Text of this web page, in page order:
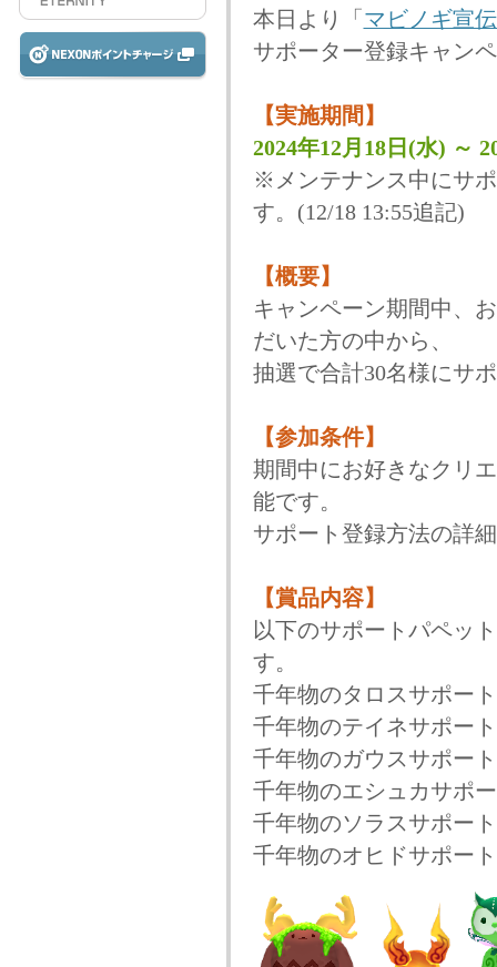
本日より「 マビノギ宣
サポーター登録キャン
【実施期間】
2024年12月18日(水) ～
※メンテナンス中にサ
す。(12/18 13:55追記)
【概要】
キャンペーン期間中、
だいた方の中から、
抽選で合計30名様にサ
【参加条件】
期間中にお好きなクリ
能です。
サポート登録方法の詳
【賞品内容】
以下のサポートパペッ
す。
千年物のタロスサポー
千年物のテイネサポー
千年物のガウスサポー
千年物のエシュカサポ
千年物のソラスサポー
千年物のオヒドサポー